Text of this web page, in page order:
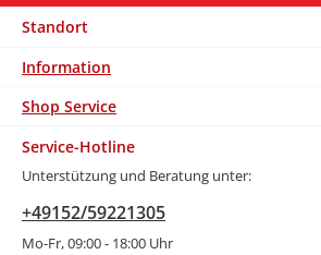
Standort
Information
Shop Service
Service-Hotline
Unterstützung und Beratung unter:
+49152/59221305
Mo-Fr, 09:00 - 18:00 Uhr